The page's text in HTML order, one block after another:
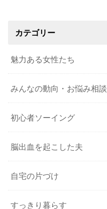
カテゴリー
魅力ある女性たち
みんなの動向・お悩み相談
初心者ソーイング
脳出血を起こした夫
自宅の片づけ
すっきり暮らす